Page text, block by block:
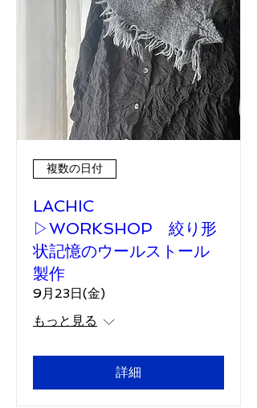
複数の日付
LACHIC
▷WORKSHOP 絞り形
状記憶のウールストール
製作
9月23日(金)
もっと見る
詳細